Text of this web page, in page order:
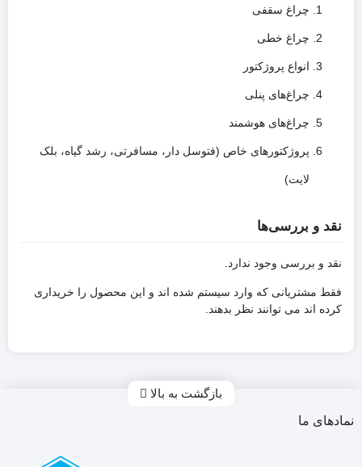
چراغ سقفی
چراغ خطی
انواع پروژکتور
چراغ‌های پنلی
چراغ‌های هوشمند
پروژکتورهای خاص (فتوسل دار، مسافرتی، رشد گیاه، بلک
لایت)
نقد و بررسی‌ها
نقد و بررسی وجود ندارد.
فقط مشتریانی که وارد سیستم شده اند و این محصول را خریداری
کرده اند می توانند نظر بدهند.
بازگشت به بالا
نمادهای ما